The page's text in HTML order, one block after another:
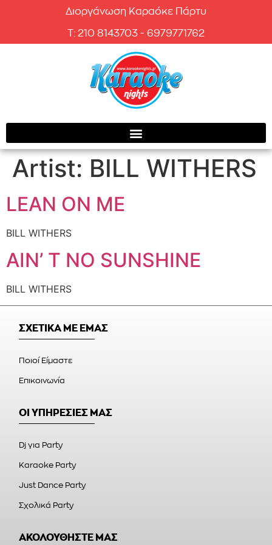
Διοργάνωση Καραόκε Πάρτυ
T: 210 8143703 - 6979771762
Artist: BILL WITHERS
LEAN ON ME
BILL WITHERS
AIN’ T NO SUNSHINE
BILL WITHERS
ΣΧΕΤΙΚΑ ΜΕ ΕΜΑΣ
Ποιοί Είμαστε
Επικοινωνία
ΟΙ ΥΠΗΡΕΣΙΕΣ ΜΑΣ
Dj για Party
Karaoke Party
Just Dance Party
Σχολικά Party
ΑΚΟΛΟΥΘΗΣΤΕ ΜΑΣ